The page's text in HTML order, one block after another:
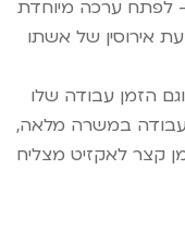
– לפתח ערכה מיוחדת
אירוסין של אשתו
– 10,000 $ רווח וגם הזמן עבודה שלו
עבודה במשרה מלאה,
קצר לאקזיט מצליח